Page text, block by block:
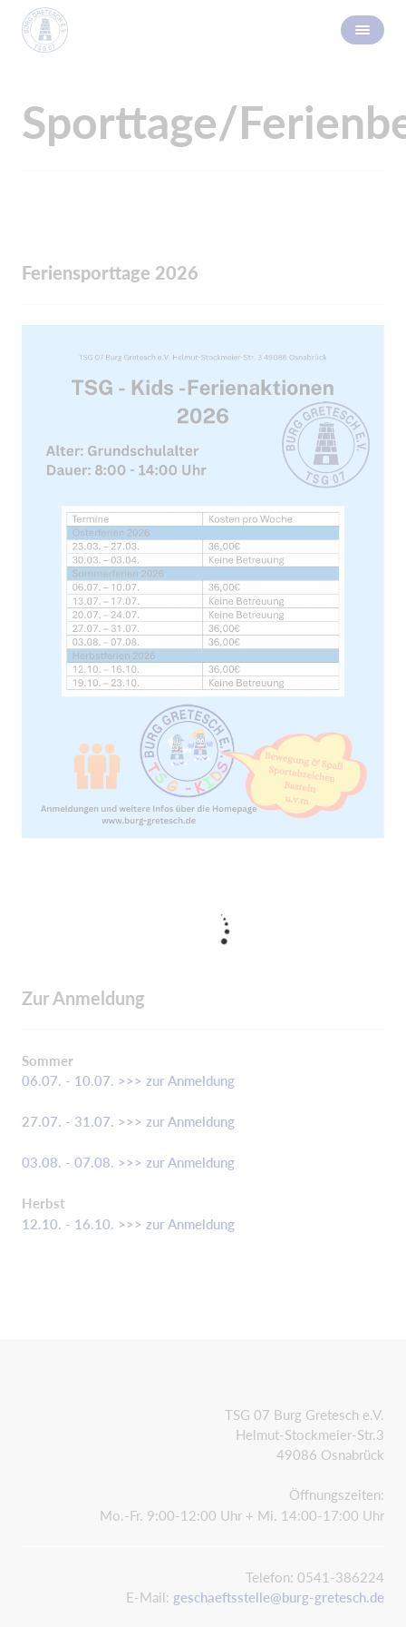
Sporttage/
Feriensporttage 2026
Zur Anmeldung
Sommer
06.07. - 10.07. >>> zur Anmeldung
27.07. - 31.07. >>> zur Anmeldung
03.08. - 07.08. >>> zur Anmeldung
Herbst
12.10. - 16.10. >>> zur Anmeldung
TSG 07 Burg Gretesch e.V.
Helmut-Stockmeier-Str.3
49086 Osnabrück
Öffnungszeiten:
Mo.-Fr. 9:00-12:00 Uhr + Mi. 14:00-17:00 Uhr
Telefon: 0541-386224
E-Mail: geschaeftsstelle@burg-gretesch.de